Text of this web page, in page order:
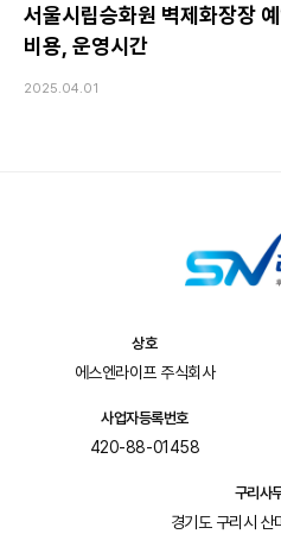
서울시립승화원 벽제화장장 예
비용, 운영시간
2025.04.01
상호
에스엔라이프 주식회사
사업자등록번호
420-88-01458
구리사
경기도 구리시